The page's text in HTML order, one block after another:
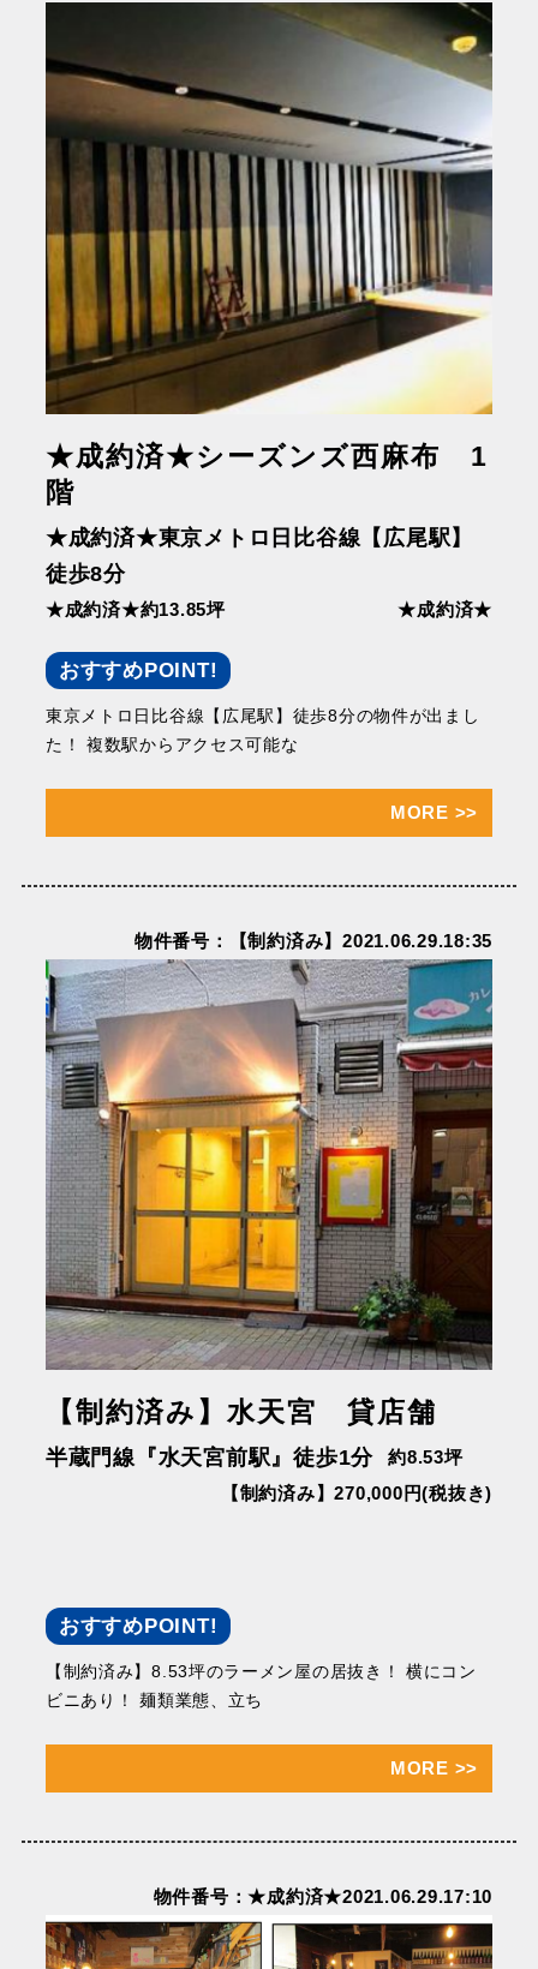
★成約済★シーズンズ西麻布 1
階
★成約済★東京メトロ日比谷線【広尾駅】
徒歩8分
★成約済★約13.85坪 ★成約済★
おすすめPOINT!
東京メトロ日比谷線【広尾駅】徒歩8分の物件が出まし
た！ 複数駅からアクセス可能な
MORE >>
物件番号：【制約済み】2021.06.29.18:35
【制約済み】水天宮 貸店舗
半蔵門線『水天宮前駅』徒歩1分
約8.53坪
【制約済み】270,000円(税抜き)
おすすめPOINT!
【制約済み】8.53坪のラーメン屋の居抜き！ 横にコン
ビニあり！ 麺類業態、立ち
MORE >>
物件番号：★成約済★2021.06.29.17:10